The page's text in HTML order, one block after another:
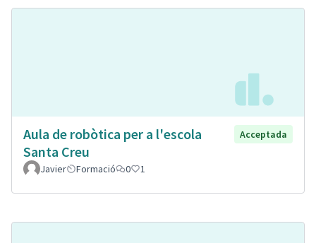
Aula de robòtica per a l'escola
Santa Creu
Acceptada
Javier Formació 0 1